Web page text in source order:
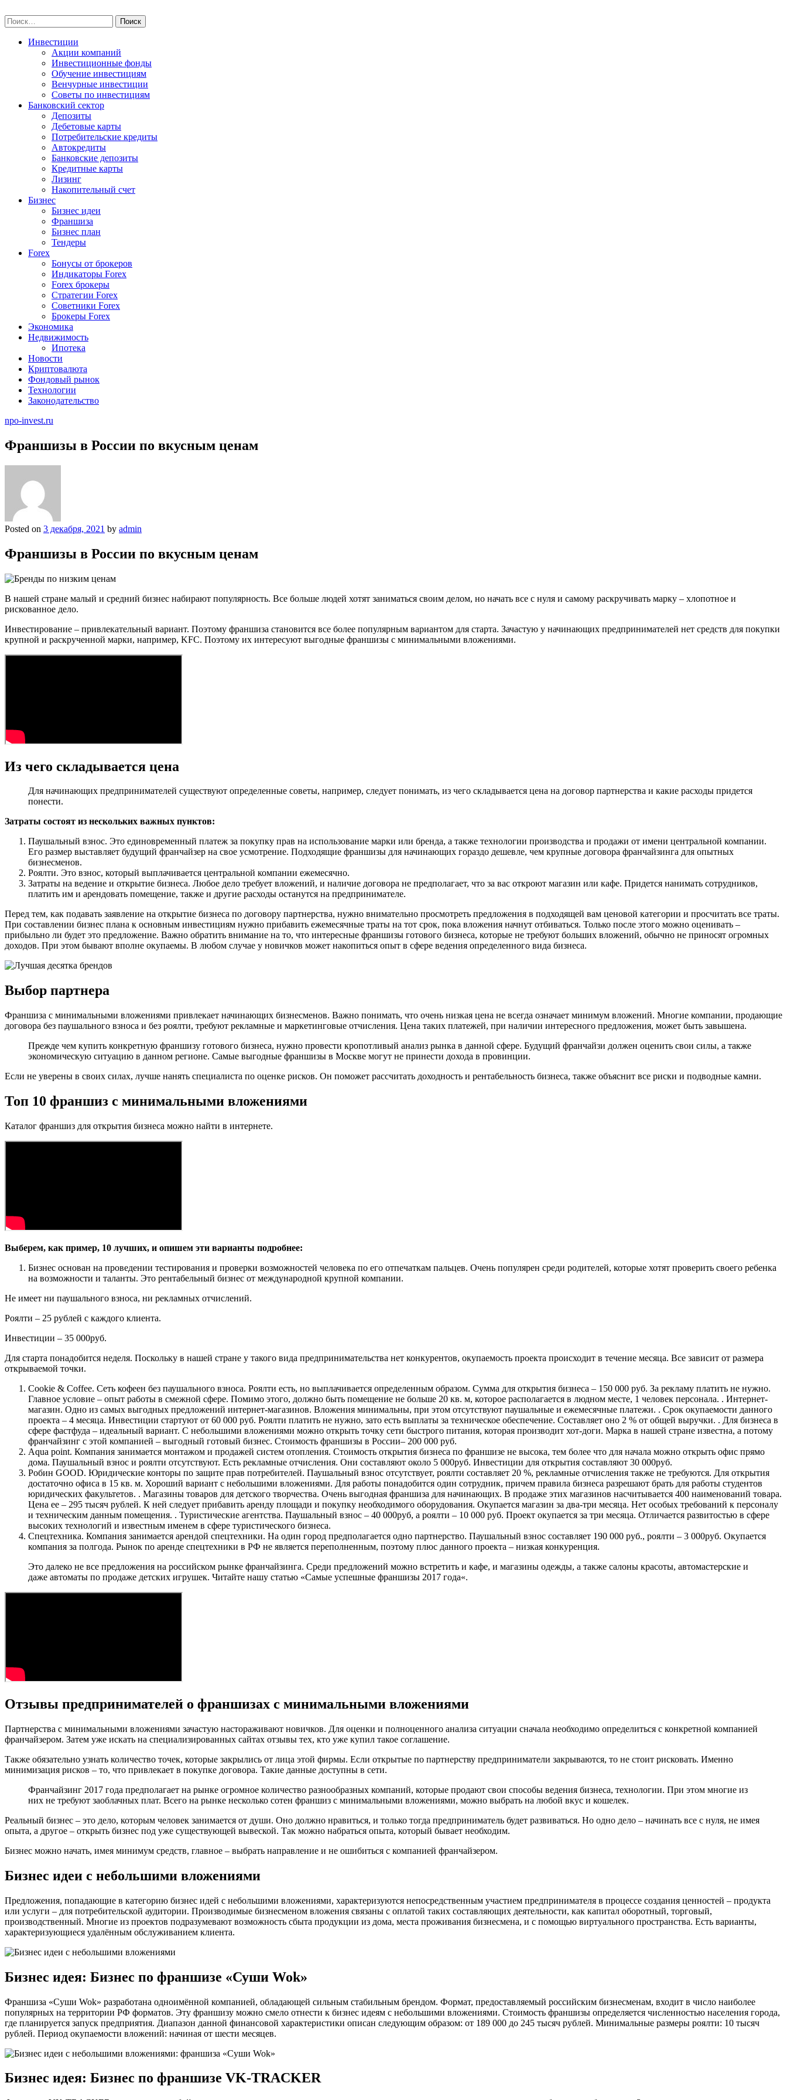
to
content
Найти:
Инвестиции
Акции компаний
Инвестиционные фонды
Обучение инвестициям
Венчурные инвестиции
Советы по инвестициям
Банковский сектор
Депозиты
Дебетовые карты
Потребительские кредиты
Автокредиты
Банковские депозиты
Кредитные карты
Лизинг
Накопительный счет
Бизнес
Бизнес идеи
Франшиза
Бизнес план
Тендеры
Forex
Бонусы от брокеров
Индикаторы Forex
Forex брокеры
Стратегии Forex
Советники Forex
Брокеры Forex
Экономика
Недвижимость
Ипотека
Новости
Криптовалюта
Фондовый рынок
Технологии
Законодательство
npo-invest.ru
Франшизы в России по вкусным ценам
Posted on 3 декабря, 2021 by admin
Франшизы в России по вкусным ценам
В нашей стране малый и средний бизнес набирают популярность. Все больше людей хотят заниматься своим делом, но начать все с нуля и самому раскручивать марку – хлопотное и
рискованное дело.
Инвестирование – привлекательный вариант. Поэтому франшиза становится все более популярным вариантом для старта. Зачастую у начинающих предпринимателей нет средств для покупки
крупной и раскрученной марки, например, KFC. Поэтому их интересуют выгодные франшизы с минимальными вложениями.
Из чего складывается цена
Для начинающих предпринимателей существуют определенные советы, например, следует понимать, из чего складывается цена на договор партнерства и какие расходы придется
понести.
Затраты состоят из нескольких важных пунктов:
Паушальный взнос. Это единовременный платеж за покупку прав на использование марки или бренда, а также технологии производства и продажи от имени центральной компании.
Его размер выставляет будущий франчайзер на свое усмотрение. Подходящие франшизы для начинающих гораздо дешевле, чем крупные договора франчайзинга для опытных
бизнесменов.
Роялти. Это взнос, который выплачивается центральной компании ежемесячно.
Затраты на ведение и открытие бизнеса. Любое дело требует вложений, и наличие договора не предполагает, что за вас откроют магазин или кафе. Придется нанимать сотрудников,
платить им и арендовать помещение, также и другие расходы останутся на предпринимателе.
Перед тем, как подавать заявление на открытие бизнеса по договору партнерства, нужно внимательно просмотреть предложения в подходящей вам ценовой категории и просчитать все траты.
При составлении бизнес плана к основным инвестициям нужно прибавить ежемесячные траты на тот срок, пока вложения начнут отбиваться. Только после этого можно оценивать –
прибыльно ли будет это предложение. Важно обратить внимание на то, что интересные франшизы готового бизнеса, которые не требуют больших вложений, обычно не приносят огромных
доходов. При этом бывают вполне окупаемы. В любом случае у новичков может накопиться опыт в сфере ведения определенного вида бизнеса.
Выбор партнера
Франшиза с минимальными вложениями привлекает начинающих бизнесменов. Важно понимать, что очень низкая цена не всегда означает минимум вложений. Многие компании, продающие
договора без паушального взноса и без роялти, требуют рекламные и маркетинговые отчисления. Цена таких платежей, при наличии интересного предложения, может быть завышена.
Прежде чем купить конкретную франшизу готового бизнеса, нужно провести кропотливый анализ рынка в данной сфере. Будущий франчайзи должен оценить свои силы, а также
экономическую ситуацию в данном регионе. Самые выгодные франшизы в Москве могут не принести дохода в провинции.
Если не уверены в своих силах, лучше нанять специалиста по оценке рисков. Он поможет рассчитать доходность и рентабельность бизнеса, также объяснит все риски и подводные камни.
Топ 10 франшиз с минимальными вложениями
Каталог франшиз для открытия бизнеса можно найти в интернете.
Выберем, как пример, 10 лучших, и опишем эти варианты подробнее:
Бизнес основан на проведении тестирования и проверки возможностей человека по его отпечаткам пальцев. Очень популярен среди родителей, которые хотят проверить своего ребенка
на возможности и таланты. Это рентабельный бизнес от международной крупной компании.
Не имеет ни паушального взноса, ни рекламных отчислений.
Роялти – 25 рублей с каждого клиента.
Инвестиции – 35 000руб.
Для старта понадобится неделя. Поскольку в нашей стране у такого вида предпринимательства нет конкурентов, окупаемость проекта происходит в течение месяца. Все зависит от размера
открываемой точки.
Cookie & Coffee. Сеть кофеен без паушального взноса. Роялти есть, но выплачивается определенным образом. Сумма для открытия бизнеса – 150 000 руб. За рекламу платить не нужно.
Главное условие – опыт работы в смежной сфере. Помимо этого, должно быть помещение не больше 20 кв. м, которое располагается в людном месте, 1 человек персонала. . Интернет-
магазин. Одно из самых выгодных предложений интернет-магазинов. Вложения минимальны, при этом отсутствуют паушальные и ежемесячные платежи. . Срок окупаемости данного
проекта – 4 месяца. Инвестиции стартуют от 60 000 руб. Роялти платить не нужно, зато есть выплаты за техническое обеспечение. Составляет оно 2 % от общей выручки. . Для бизнеса в
сфере фастфуда – идеальный вариант. С небольшими вложениями можно открыть точку сети быстрого питания, которая производит хот-доги. Марка в нашей стране известна, а потому
франчайзинг с этой компанией – выгодный готовый бизнес. Стоимость франшизы в России– 200 000 руб.
Aqua point. Компания занимается монтажом и продажей систем отопления. Стоимость открытия бизнеса по франшизе не высока, тем более что для начала можно открыть офис прямо
дома. Паушальный взнос и роялти отсутствуют. Есть рекламные отчисления. Они составляют около 5 000руб. Инвестиции для открытия составляют 30 000руб.
Робин GOOD. Юридические конторы по защите прав потребителей. Паушальный взнос отсутствует, роялти составляет 20 %, рекламные отчисления также не требуются. Для открытия
достаточно офиса в 15 кв. м. Хороший вариант с небольшими вложениями. Для работы понадобится один сотрудник, причем правила бизнеса разрешают брать для работы студентов
юридических факультетов. . Магазины товаров для детского творчества. Очень выгодная франшиза для начинающих. В продаже этих магазинов насчитывается 400 наименований товара.
Цена ее – 295 тысяч рублей. К ней следует прибавить аренду площади и покупку необходимого оборудования. Окупается магазин за два-три месяца. Нет особых требований к персоналу
и техническим данным помещения. . Туристические агентства. Паушальный взнос – 40 000руб, а роялти – 10 000 руб. Проект окупается за три месяца. Отличается развитостью в сфере
высоких технологий и известным именем в сфере туристического бизнеса.
Спецтехника. Компания занимается арендой спецтехники. На один город предполагается одно партнерство. Паушальный взнос составляет 190 000 руб., роялти – 3 000руб. Окупается
компания за полгода. Рынок по аренде спецтехники в РФ не является переполненным, поэтому плюс данного проекта – низкая конкуренция.
Это далеко не все предложения на российском рынке франчайзинга. Среди предложений можно встретить и кафе, и магазины одежды, а также салоны красоты, автомастерские и
даже автоматы по продаже детских игрушек. Читайте нашу статью «Самые успешные франшизы 2017 года«.
Отзывы предпринимателей о франшизах с минимальными вложениями
Партнерства с минимальными вложениями зачастую настораживают новичков. Для оценки и полноценного анализа ситуации сначала необходимо определиться с конкретной компанией
франчайзером. Затем уже искать на специализированных сайтах отзывы тех, кто уже купил такое соглашение.
Также обязательно узнать количество точек, которые закрылись от лица этой фирмы. Если открытые по партнерству предприниматели закрываются, то не стоит рисковать. Именно
минимизация рисков – то, что привлекает в покупке договора. Такие данные доступны в сети.
Франчайзинг 2017 года предполагает на рынке огромное количество разнообразных компаний, которые продают свои способы ведения бизнеса, технологии. При этом многие из
них не требуют заоблачных плат. Всего на рынке несколько сотен франшиз с минимальными вложениями, можно выбрать на любой вкус и кошелек.
Реальный бизнес – это дело, которым человек занимается от души. Оно должно нравиться, и только тогда предприниматель будет развиваться. Но одно дело – начинать все с нуля, не имея
опыта, а другое – открыть бизнес под уже существующей вывеской. Так можно набраться опыта, который бывает необходим.
Бизнес можно начать, имея минимум средств, главное – выбрать направление и не ошибиться с компанией франчайзером.
Бизнес идеи с небольшими вложениями
Предложения, попадающие в категорию бизнес идей с небольшими вложениями, характеризуются непосредственным участием предпринимателя в процессе создания ценностей – продукта
или услуги – для потребительской аудитории. Производимые бизнесменом вложения связаны с оплатой таких составляющих деятельности, как капитал оборотный, торговый,
производственный. Многие из проектов подразумевают возможность сбыта продукции из дома, места проживания бизнесмена, и с помощью виртуального пространства. Есть варианты,
характеризующиеся удалённым обслуживанием клиента.
Бизнес идея: Бизнес по франшизе «Суши Wok»
Франшиза «Суши Wok» разработана одноимённой компанией, обладающей сильным стабильным брендом. Формат, предоставляемый российским бизнесменам, входит в число наиболее
популярных на территории РФ форматов. Эту франшизу можно смело отнести к бизнес идеям с небольшими вложениями. Стоимость франшизы определяется численностью населения города,
где планируется запуск предприятия. Диапазон данной финансовой характеристики описан следующим образом: от 189 000 до 245 тысяч рублей. Минимальные размеры роялти: 10 тысяч
рублей. Период окупаемости вложений: начиная от шести месяцев.
Бизнес идея: Бизнес по франшизе VK-TRACKER